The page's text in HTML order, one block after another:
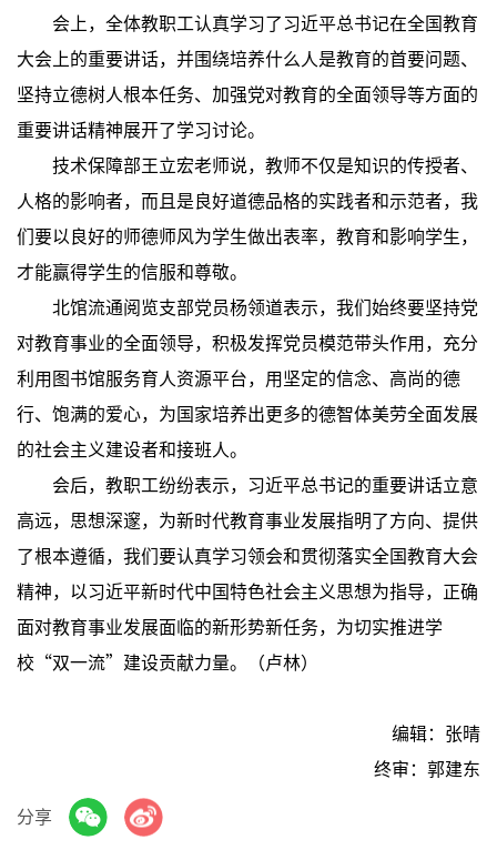
会上，全体教职工认真学习了习近平总书记在全国教育
大会上的重要讲话，并围绕培养什么人是教育的首要问题、
坚持立德树人根本任务、加强党对教育的全面领导等方面的
重要讲话精神展开了学习讨论。
技术保障部王立宏老师说，教师不仅是知识的传授者、
人格的影响者，而且是良好道德品格的实践者和示范者，我
们要以良好的师德师风为学生做出表率，教育和影响学生，
才能赢得学生的信服和尊敬。
北馆流通阅览支部党员杨领道表示，我们始终要坚持党
对教育事业的全面领导，积极发挥党员模范带头作用，充分
利用图书馆服务育人资源平台，用坚定的信念、高尚的德
行、饱满的爱心，为国家培养出更多的德智体美劳全面发展
的社会主义建设者和接班人。
会后，教职工纷纷表示，习近平总书记的重要讲话立意
高远，思想深邃，为新时代教育事业发展指明了方向、提供
了根本遵循，我们要认真学习领会和贯彻落实全国教育大会
精神，以习近平新时代中国特色社会主义思想为指导，正确
面对教育事业发展面临的新形势新任务，为切实推进学
校“双一流”建设贡献力量。（卢林）
编辑：张晴
终审：郭建东
分享